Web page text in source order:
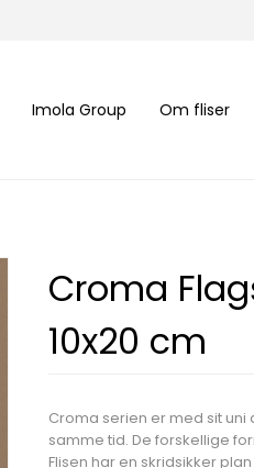
Imola Group Om fliser
Croma
10x20 cm
Croma serien er med sit
samme tid. De forskellige
Flisen har en skridsikker